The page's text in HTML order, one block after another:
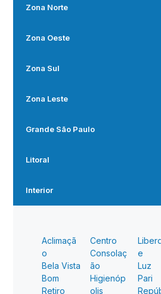
Zona Norte
Zona Oeste
Zona Sul
Zona Leste
Grande São Paulo
Litoral
Interior
Aclimaçã
o
Bela Vista
Bom
Retiro
Centro
Consolaç
ão
Higienóp
olis
e
Luz
Pari